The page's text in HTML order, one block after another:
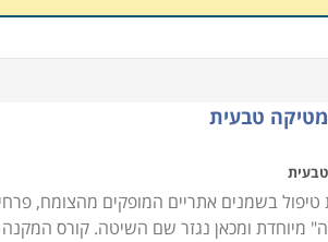
טבעית
בשמנים אתריים המופקים מהצומח,
מיוחדת ומכאן נגזר שם השיטה. קורס